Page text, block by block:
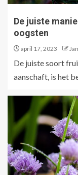
De juiste
oogsten
april 17, 2023
De juiste soort
aanschaft, is het